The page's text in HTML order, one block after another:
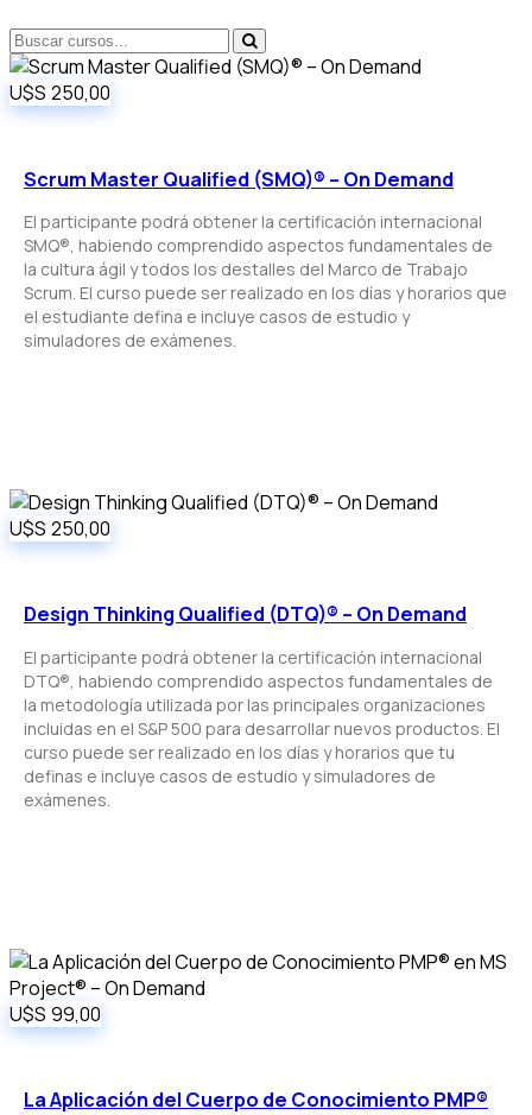
hacia tu objetivo
U$S 250,00
Scrum Master Qualified (SMQ)® – On Demand
El participante podrá obtener la certificación internacional
SMQ®, habiendo comprendido aspectos fundamentales de
la cultura ágil y todos los destalles del Marco de Trabajo
Scrum. El curso puede ser realizado en los días y horarios que
el estudiante defina e incluye casos de estudio y
simuladores de exámenes.
U$S 250,00
Design Thinking Qualified (DTQ)® – On Demand
El participante podrá obtener la certificación internacional
DTQ®, habiendo comprendido aspectos fundamentales de
la metodología utilizada por las principales organizaciones
incluidas en el S&P 500 para desarrollar nuevos productos. El
curso puede ser realizado en los días y horarios que tu
definas e incluye casos de estudio y simuladores de
exámenes.
U$S 99,00
La Aplicación del Cuerpo de Conocimiento PMP®